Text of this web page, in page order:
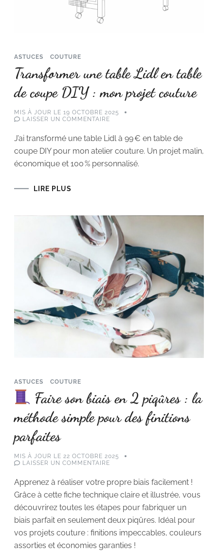
ASTUCES COUTURE
Transformer une table Lidl en table
de coupe DIY : mon projet couture
MIS À JOUR LE 19 OCTOBRE 2025
LAISSER UN COMMENTAIRE
TABLE
EN
TABLE
DE
J’ai transformé une table Lidl à 99 € en table de
coupe DIY pour mon atelier couture. Un projet malin,
économique et 100 % personnalisé.
LIRE PLUS
ASTUCES COUTURE
Faire son biais en 2 piqûres : la
méthode simple pour des finitions
parfaites
MIS À JOUR LE 22 OCTOBRE 2025
LAISSER UN COMMENTAIRE
SON
EN
PIQÛRES
:
LA
MÉTHODE
SIMPLE
POUR
Apprenez à réaliser votre propre biais facilement !
Grâce à cette fiche technique claire et illustrée, vous
découvrirez toutes les étapes pour fabriquer un
biais parfait en seulement deux piqûres. Idéal pour
vos projets couture : finitions impeccables, couleurs
assorties et économies garanties !